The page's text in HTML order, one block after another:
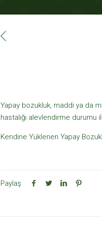
Yapay bozukluk, maddi ya da
hastalığı alevlendirme durumu
Kendine Yüklenen Yapay
Paylaş